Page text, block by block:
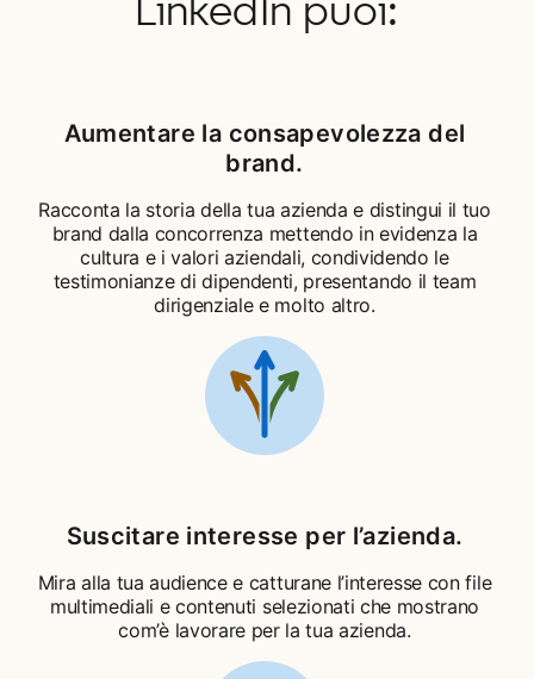
Aumentare la consapevolezza del
brand.
Racconta la storia della tua azienda e distingui il tuo
brand dalla concorrenza mettendo in evidenza la
cultura e i valori aziendali, condividendo le
testimonianze di dipendenti, presentando il team
dirigenziale e molto altro.
Suscitare interesse per l’azienda.
Mira alla tua audience e catturane l’interesse con file
multimediali e contenuti selezionati che mostrano
com’è lavorare per la tua azienda.